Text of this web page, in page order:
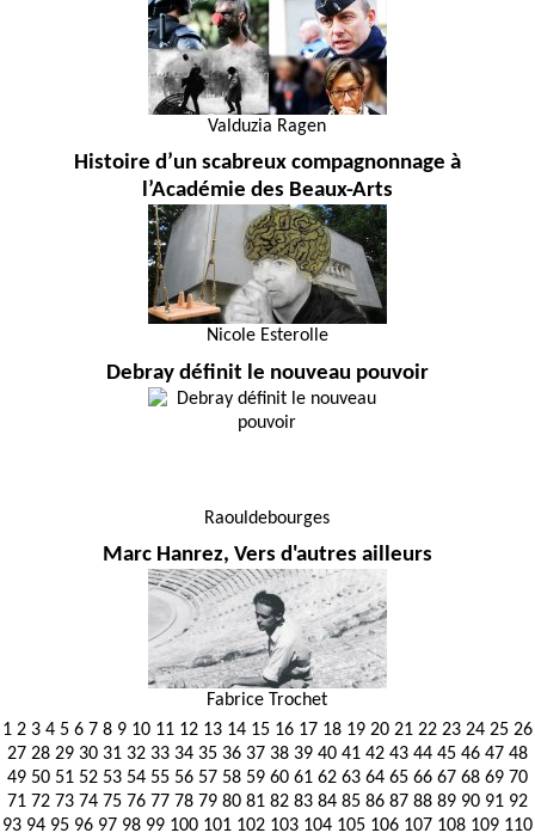
Valduzia Ragen
Histoire d’un scabreux compagnonnage à
l’Académie des Beaux-Arts
Nicole Esterolle
Debray définit le nouveau pouvoir
Raouldebourges
Marc Hanrez, Vers d'autres ailleurs
Fabrice Trochet
1 2 3 4 5 6 7 8 9 10 11 12 13 14 15 16 17 18 19 20 21 22 23 24 25 26
27 28 29 30 31 32 33 34 35 36 37 38 39 40 41 42 43 44 45 46 47 48
49 50 51 52 53 54 55 56 57 58 59 60 61 62 63 64 65 66 67 68 69 70
71 72 73 74 75 76 77 78 79 80 81 82 83 84 85 86 87 88 89 90 91 92
93 94 95 96 97 98 99 100 101 102 103 104 105 106 107 108 109 110